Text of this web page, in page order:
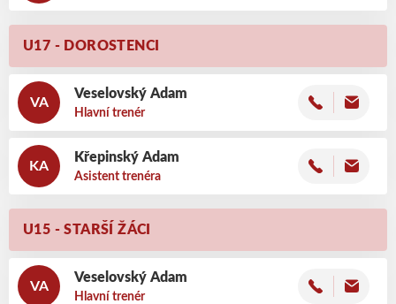
U17 - DOROSTENCI
VA
Adam
Veselovský
Hlavní trenér
KA
Adam
Křepinský
Asistent trenéra
U15 - STARŠÍ ŽÁCI
VA
Adam
Veselovský
Hlavní trenér